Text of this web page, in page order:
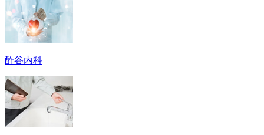
酢谷内科